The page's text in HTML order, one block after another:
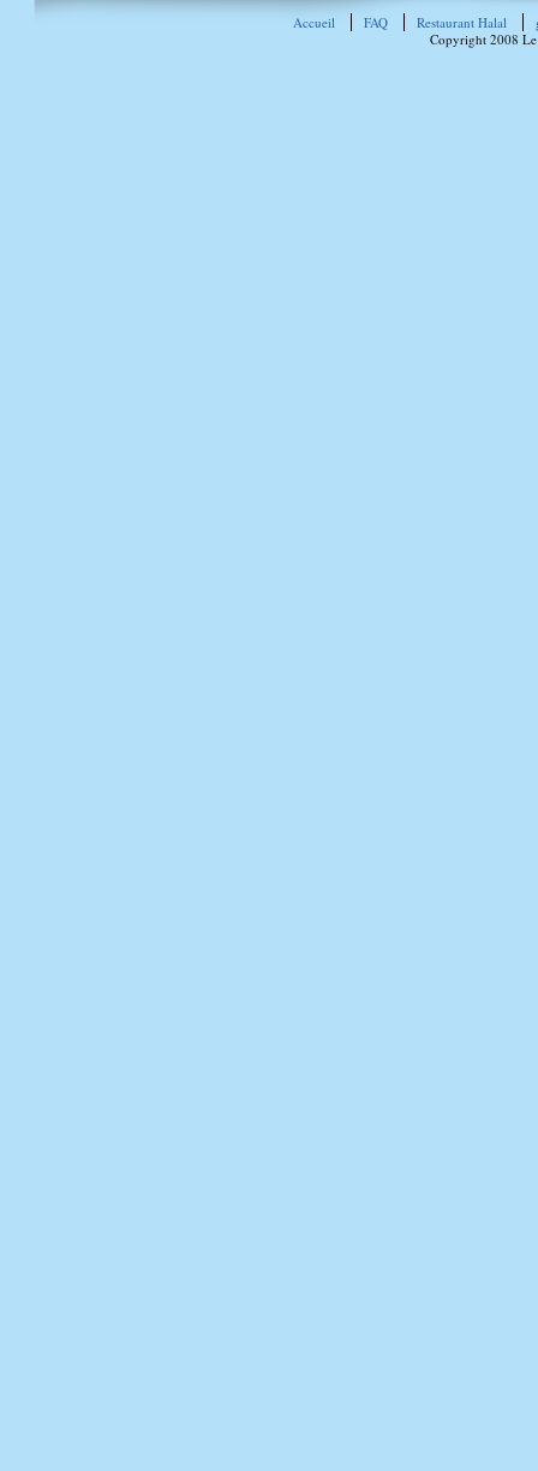
Accueil FAQ Restaurant Halal
Copyright 2008